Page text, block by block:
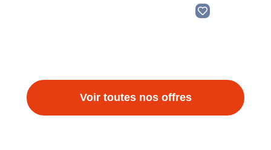
Voir toutes nos offres